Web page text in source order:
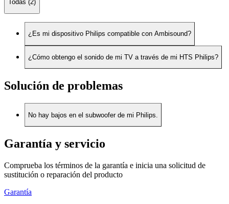
Todas (2)
¿Es mi dispositivo Philips compatible con Ambisound?
¿Cómo obtengo el sonido de mi TV a través de mi HTS Philips?
Solución de problemas
No hay bajos en el subwoofer de mi Philips.
Garantía y servicio
Comprueba los términos de la garantía e inicia una solicitud de
sustitución o reparación del producto
Garantía